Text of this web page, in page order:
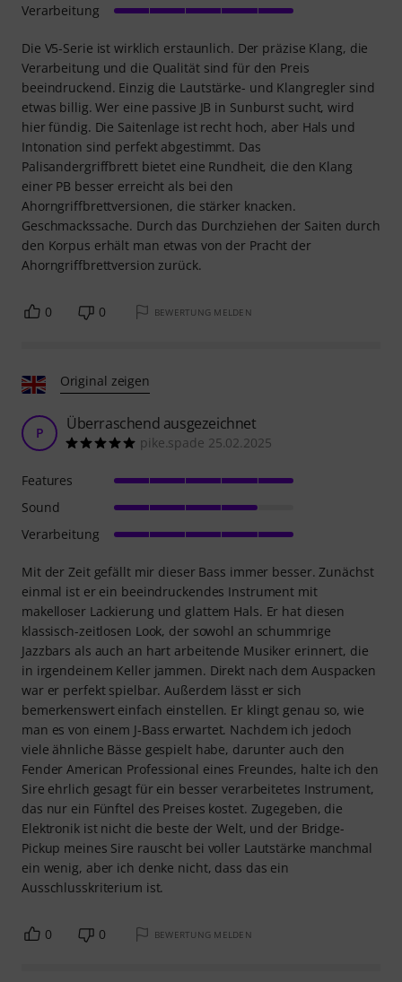
Die V5-Serie ist wirklich erstaunlich. Der präzise Klang, die
Verarbeitung und die Qualität sind für den Preis
beeindruckend. Einzig die Lautstärke- und Klangregler sind
etwas billig. Wer eine passive JB in Sunburst sucht, wird
hier fündig. Die Saitenlage ist recht hoch, aber Hals und
Intonation sind perfekt abgestimmt. Das
Palisandergriffbrett bietet eine Rundheit, die den Klang
einer PB besser erreicht als bei den
Ahorngriffbrettversionen, die stärker knacken.
Geschmackssache. Durch das Durchziehen der Saiten durch
den Korpus erhält man etwas von der Pracht der
Ahorngriffbrettversion zurück.
Verarbeitung
0 0 BEWERTUNG MELDEN
Original zeigen
P Überraschend ausgezeichnet
pike.spade 25.02.2025
Mit der Zeit gefällt mir dieser Bass immer besser. Zunächst
einmal ist er ein beeindruckendes Instrument mit
makelloser Lackierung und glattem Hals. Er hat diesen
klassisch-zeitlosen Look, der sowohl an schummrige
Jazzbars als auch an hart arbeitende Musiker erinnert, die
in irgendeinem Keller jammen. Direkt nach dem Auspacken
war er perfekt spielbar. Außerdem lässt er sich
bemerkenswert einfach einstellen. Er klingt genau so, wie
man es von einem J-Bass erwartet. Nachdem ich jedoch
viele ähnliche Bässe gespielt habe, darunter auch den
Fender American Professional eines Freundes, halte ich den
Sire ehrlich gesagt für ein besser verarbeitetes Instrument,
das nur ein Fünftel des Preises kostet. Zugegeben, die
Elektronik ist nicht die beste der Welt, und der Bridge-
Pickup meines Sire rauscht bei voller Lautstärke manchmal
ein wenig, aber ich denke nicht, dass das ein
Ausschlusskriterium ist.
Features
Sound
Verarbeitung
0 0 BEWERTUNG MELDEN